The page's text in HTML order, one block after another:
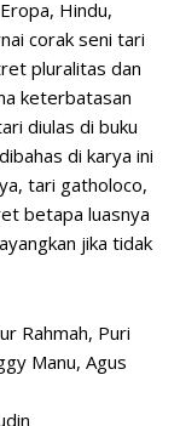
Hindu,
corak seni tari
pluralitas dan
keterbatasan
diulas di buku
di karya ini
tari gatholoco,
betapa luasnya
jika tidak
Rahmah, Puri
Manu, Agus